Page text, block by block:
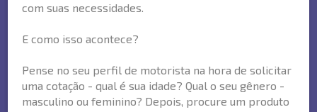
com suas necessidades.
E como isso acontece?
Pense no seu perfil de motorista na hora de solicitar
uma cotação - qual é sua idade? Qual o seu gênero -
masculino ou feminino? Depois, procure um produto